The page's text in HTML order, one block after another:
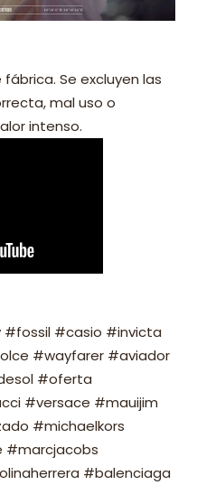
Se excluyen las
mal uso o
intenso.
#casio #invicta
#wayfarer #aviador
#oferta
#versace #mauijim
#michaelkors
#marcjacobs
#balenciaga